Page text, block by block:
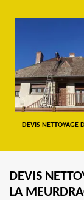
DEVIS NETTOYAGE
DEVIS
LA